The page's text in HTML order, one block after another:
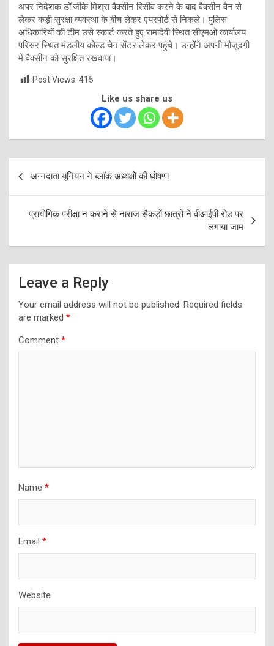
अपर निदेशक डॉ.जीके मिश्रा वैक्सीन रिसीव करने के बाद वैक्सीन वैन से
लेकर कड़ी सुरक्षा व्यवस्था के बीच लेकर एयरपोर्ट से निकले। पुलिस
अधिकारियों की टीम उसे स्कार्ट करते हुए रामादेवी स्थित सीएमओ कार्यालय
परिसर स्थित मंडलीय कोल्ड चेन सेंटर लेकर पहुंचे। उन्होंने अपनी मौजूदगी
में वैक्सीन को सुरक्षित रखवाया।
Post Views: 415
Like us share us
navigation
अन्नदाता यूनियन ने ब्लॉक अध्यक्षों की घोषणा
प्रायोगिक परीक्षा न कराने से नाराज सैकड़ों छात्रों ने वीआईपी रोड पर
लगाया जाम
Leave a Reply
Your email address will not be published. Required fields
are marked *
Comment *
Name *
Email *
Website